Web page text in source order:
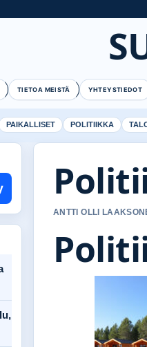
TIETOA MEISTÄ YHTEYSTIEDOT
PAIKALLISET POLITIIKKA
ANTTI OLLI